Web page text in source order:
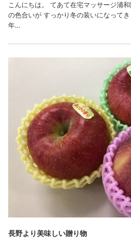
こんにちは。 てあて在宅マッサージ浦
の色合いが すっかり冬の装いになって
年…
長野より美味しい贈り物